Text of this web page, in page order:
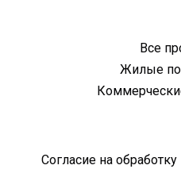
Все
Жилые
Согласие на